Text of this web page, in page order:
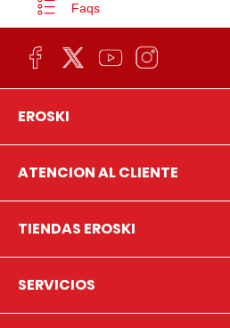
Faqs
EROSKI
ATENCION AL CLIENTE
TIENDAS EROSKI
SERVICIOS